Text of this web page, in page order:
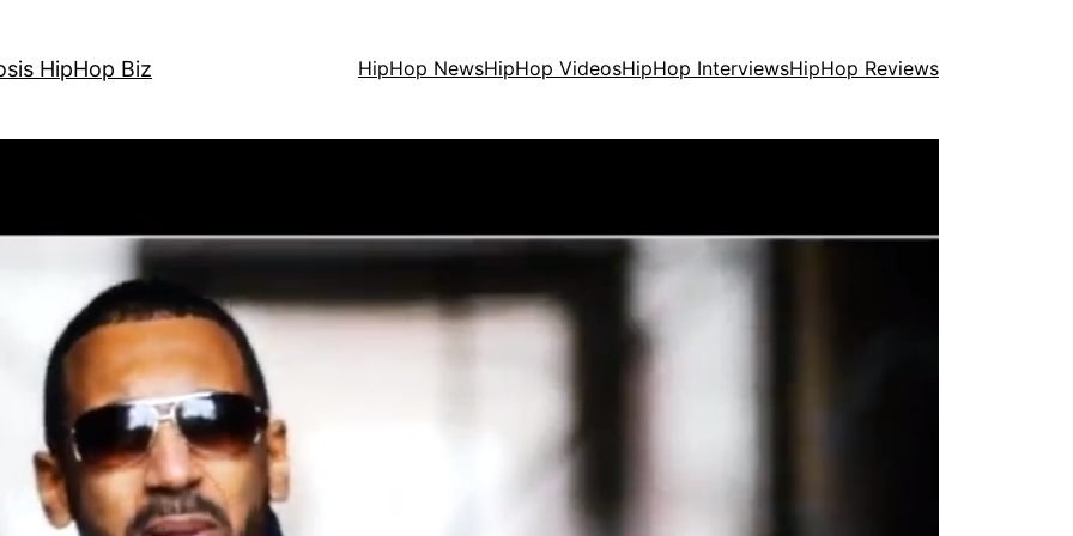
HipHop Biz HipHop NewsHipHop VideosHipHop InterviewsHipHop Reviews